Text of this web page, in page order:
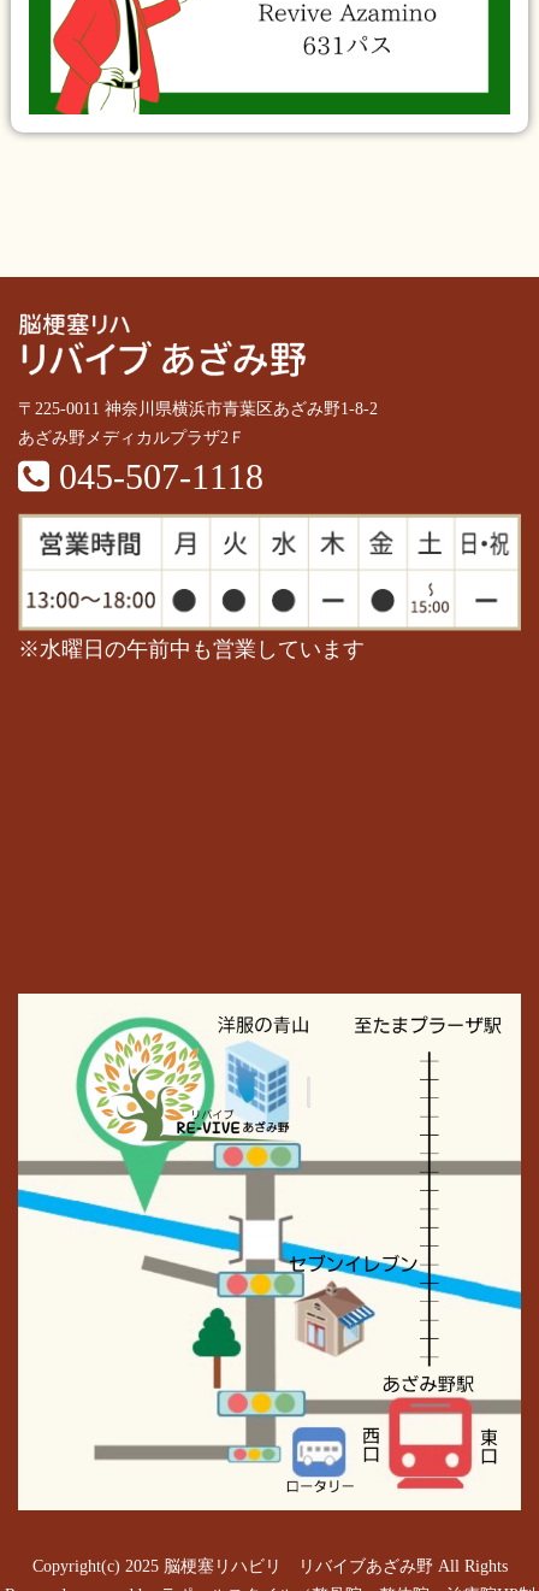
〒225-0011 神奈川県横浜市青葉区あざみ野1-8-2
あざみ野メディカルプラザ2Ｆ
045-507-1118
※水曜日の午前中も営業しています
Copyright(c) 2025 脳梗塞リハビリ リバイブあざみ野 All Rights